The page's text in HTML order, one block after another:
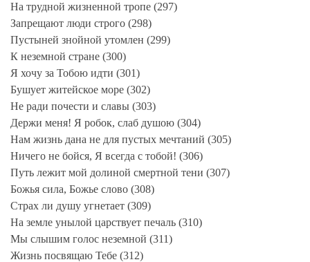
На трудной жизненной тропе (297)
Запрещают люди строго (298)
Пустыней знойной утомлен (299)
К неземной стране (300)
Я хочу за Тобою идти (301)
Бушует житейское море (302)
Не ради почести и славы (303)
Держи меня! Я робок, слаб душою (304)
Нам жизнь дана не для пустых мечтаний (305)
Ничего не бойся, Я всегда с тобой! (306)
Путь лежит мой долиной смертной тени (307)
Божья сила, Божье слово (308)
Страх ли душу угнетает (309)
На земле унылой царствует печаль (310)
Мы слышим голос неземной (311)
Жизнь посвящаю Тебе (312)